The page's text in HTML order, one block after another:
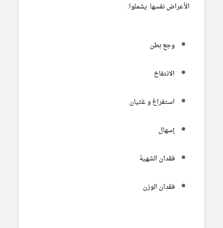
الأعراض نفسها. يشملوا:
وجع بطن
الانتفاخ
استفراغ و غثيان
إسهال
فقدان الشهية
فقدان الوزن